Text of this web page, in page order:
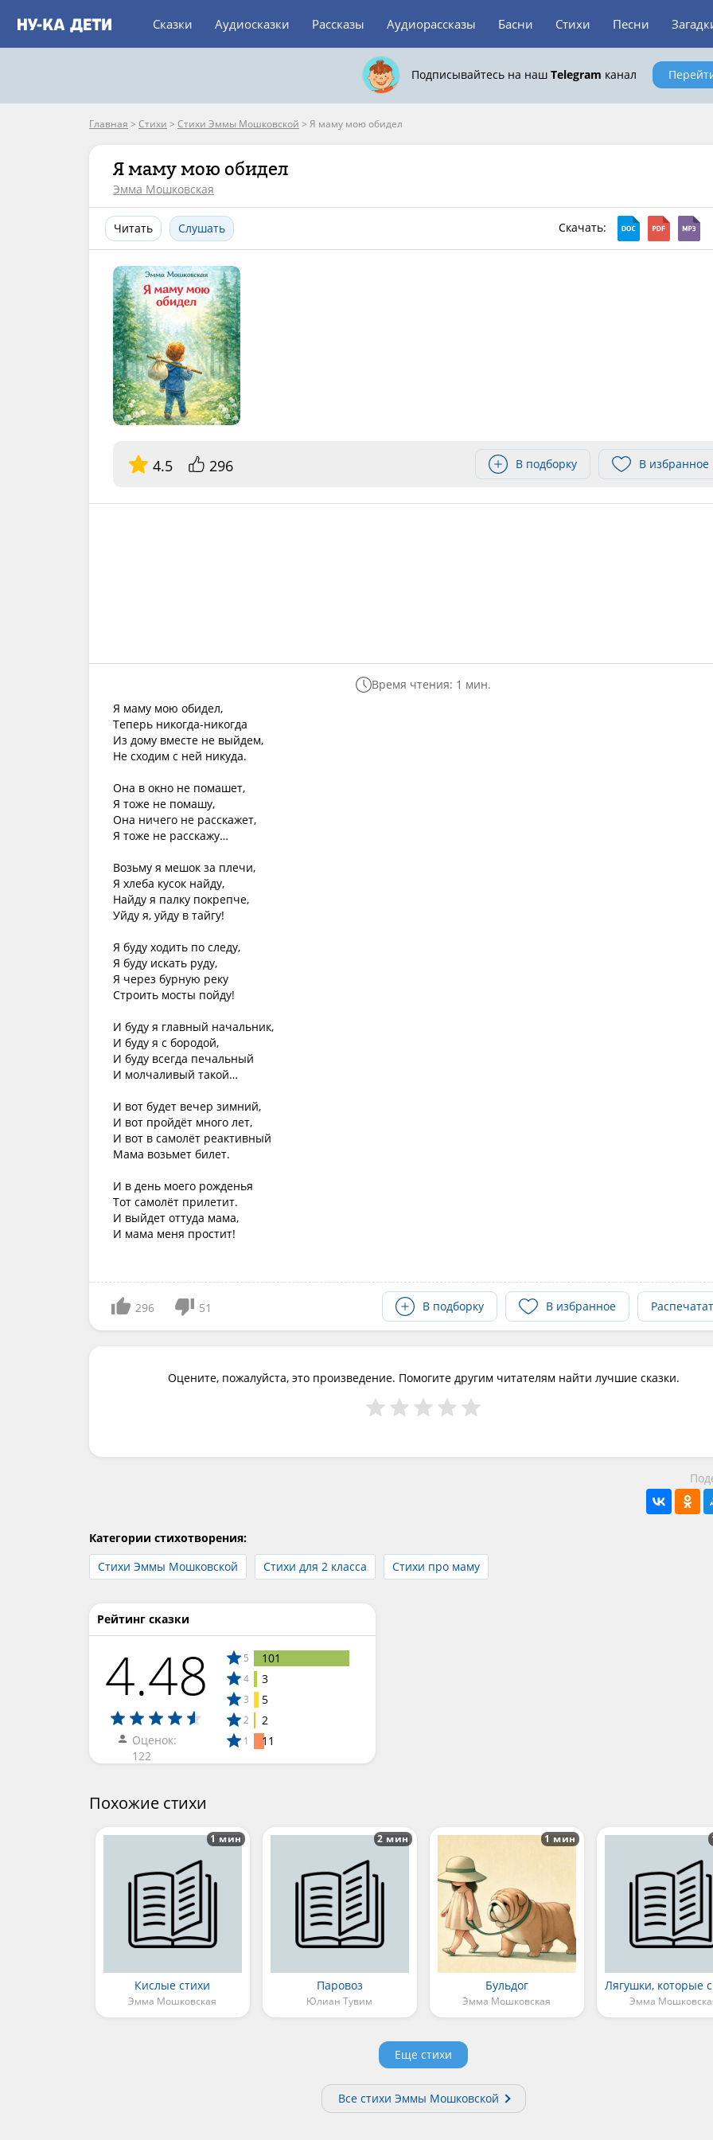
Сказки Аудиосказки Рассказы Аудиорассказы Басни Стихи Песни
Подписывайтесь на наш Telegram канал
Главная > Стихи > Стихи Эммы Мошковской > Я маму мою обидел
Я маму мою обидел
Эмма Мошковская
Читать Слушать Скачать:
4.5 296 В подборку В избранное
Время чтения: 1 мин.
Я маму мою обидел,
Теперь никогда-никогда
Из дому вместе не выйдем,
Не сходим с ней никуда.
Она в окно не помашет,
Я тоже не помашу,
Она ничего не расскажет,
Я тоже не расскажу…
Возьму я мешок за плечи,
Я хлеба кусок найду,
Найду я палку покрепче,
Уйду я, уйду в тайгу!
Я буду ходить по следу,
Я буду искать руду,
Я через бурную реку
Строить мосты пойду!
И буду я главный начальник,
И буду я с бородой,
И буду всегда печальный
И молчаливый такой…
И вот будет вечер зимний,
И вот пройдёт много лет,
И вот в самолёт реактивный
Мама возьмет билет.
И в день моего рожденья
Тот самолёт прилетит.
И выйдет оттуда мама,
И мама меня простит!
296 51 В подборку В избранное
Оцените, пожалуйста, это произведение. Помогите другим читателям найти лучшие сказки.
Категории стихотворения:
Стихи Эммы Мошковской
Стихи для 2 класса Стихи про маму
Рейтинг сказки
4.48
Оценок:
122
5 101
4 3
3 5
2 2
1 11
Похожие стихи
Кислые стихи
Эмма Мошковская
1 мин
Паровоз
Юлиан Тувим
2 мин
Бyльдог
Эмма Мошковская
1 мин
Эмма
Еще стихи
Все стихи Эммы Мошковской